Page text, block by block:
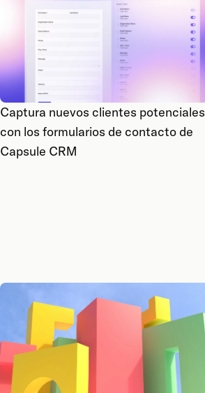
Captura nuevos clientes potenciales
con los formularios de contacto de
Capsule CRM